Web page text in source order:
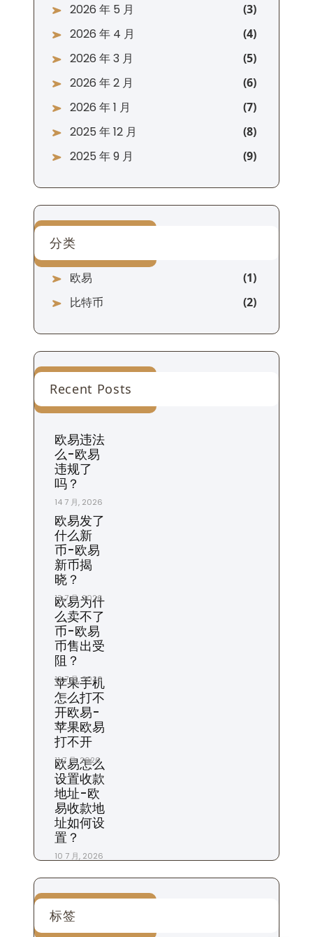
2026 年 5 月
2026 年 4 月
2026 年 3 月
2026 年 2 月
2026 年 1 月
2025 年 12 月
2025 年 9 月
分类
欧易
比特币
Recent Posts
欧易违法
么-欧易
违规了
吗？
14 7 月, 2026
欧易发了
什么新
币-欧易
新币揭
晓？
13 7 月, 2026
欧易为什
么卖不了
币-欧易
币售出受
阻？
12 7 月, 2026
苹果手机
怎么打不
开欧易-
苹果欧易
打不开
11 7 月, 2026
欧易怎么
设置收款
地址-欧
易收款地
址如何设
置？
10 7 月, 2026
标签